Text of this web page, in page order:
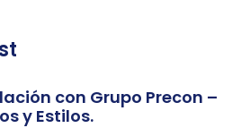
con Grupo Precon –
y Estilos.